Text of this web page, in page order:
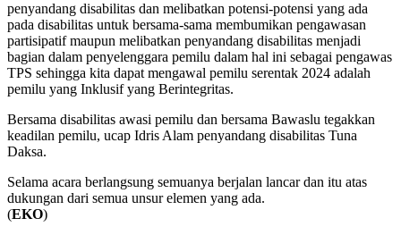
penyandang disabilitas dan melibatkan potensi-potensi yang ada
pada disabilitas untuk bersama-sama membumikan pengawasan
partisipatif maupun melibatkan penyandang disabilitas menjadi
bagian dalam penyelenggara pemilu dalam hal ini sebagai pengawas
TPS sehingga kita dapat mengawal pemilu serentak 2024 adalah
pemilu yang Inklusif yang Berintegritas.
Bersama disabilitas awasi pemilu dan bersama Bawaslu tegakkan
keadilan pemilu, ucap Idris Alam penyandang disabilitas Tuna
Daksa.
Selama acara berlangsung semuanya berjalan lancar dan itu atas
dukungan dari semua unsur elemen yang ada.
(EKO)